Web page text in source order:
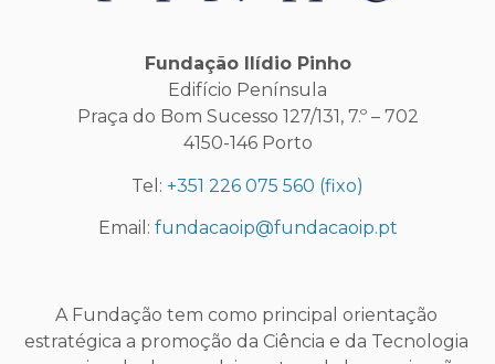
Fundação Ilídio Pinho
Edifício Península
Praça do Bom Sucesso 127/131, 7.º – 702
4150-146 Porto
Tel: +351 226 075 560 (fixo)
Email: fundacaoip@fundacaoip.pt
A Fundação tem como principal orientação
estratégica a promoção da Ciência e da Tecnologia